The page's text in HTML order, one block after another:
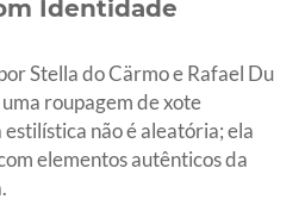
Identidade
Stella do Cärmo e Rafael Du
roupagem de xote
não é aleatória; ela
elementos autênticos da